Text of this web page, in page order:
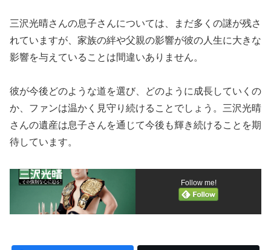
三沢光晴さんの息子さんについては、まだ多くの謎が残さ
れていますが、家族の絆や父親の影響が彼の人生に大きな
影響を与えていることは間違いありません。
彼が今後どのような道を選び、どのように成長していくの
か、ファンは温かく見守り続けることでしょう。三沢光晴
さんの遺産は息子さんを通じて今後も輝き続けることを期
待しています。
Follow me!